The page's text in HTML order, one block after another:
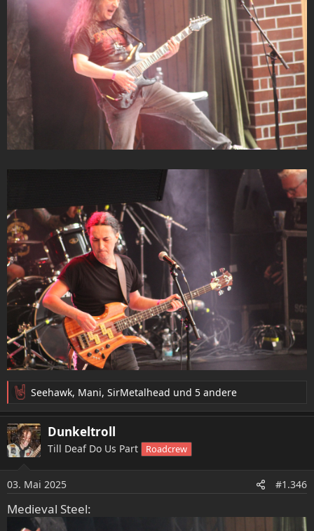
R
e
a
k
t
n
e
n
Seehawk, Mani, SirMetalhead und 5 andere
Dunkeltroll
Till Deaf Do Us Part Roadcrew
03. Mai 2025 #1.346
Medieval Steel: